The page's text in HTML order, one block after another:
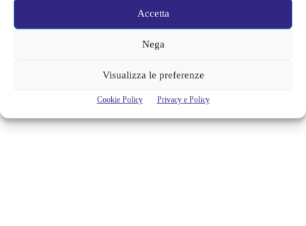
Accetta
Nega
Visualizza le preferenze
Cookie Policy Privacy e Policy
Netflix indaga sul lato oscuro del pollo fritto | Mo Gilligan affronta
Uno splendido errore 3 arriva su Netflix, l’ora esatta del debutto in
Agosto 2026 si accende in streaming | Oltre 40 serie tra grandi ritorni